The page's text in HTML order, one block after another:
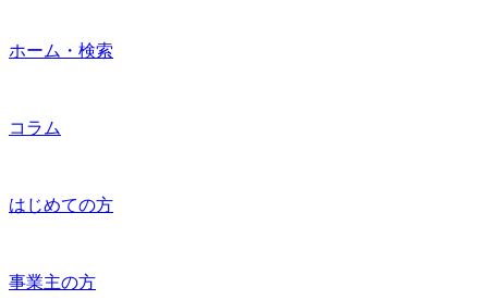
ホーム・検索
コラム
はじめての方
事業主の方